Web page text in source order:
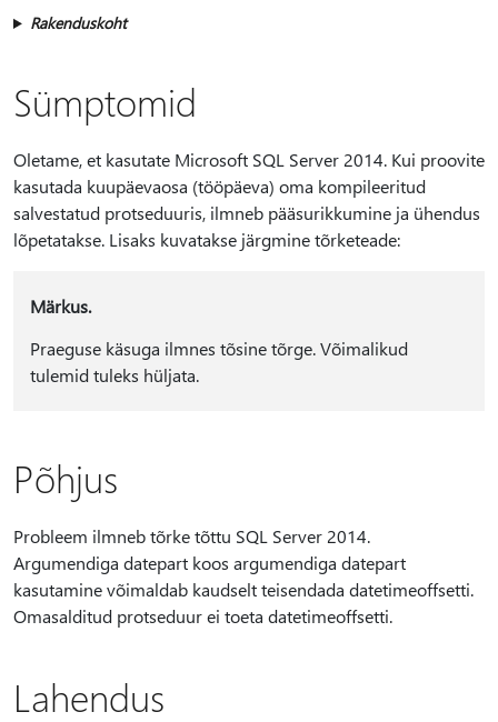
Rakenduskoht
Sümptomid
Oletame, et kasutate Microsoft SQL Server 2014. Kui proovite
kasutada kuupäevaosa (tööpäeva) oma kompileeritud
salvestatud protseduuris, ilmneb pääsurikkumine ja ühendus
lõpetatakse. Lisaks kuvatakse järgmine tõrketeade:
Märkus.
Praeguse käsuga ilmnes tõsine tõrge. Võimalikud
tulemid tuleks hüljata.
Põhjus
Probleem ilmneb tõrke tõttu SQL Server 2014.
Argumendiga datepart koos argumendiga datepart
kasutamine võimaldab kaudselt teisendada datetimeoffsetti.
Omasalditud protseduur ei toeta datetimeoffsetti.
Lahendus